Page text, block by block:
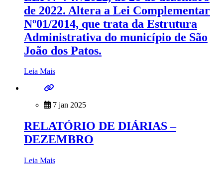
de 2022. Altera a Lei Complementar
Nº01/2014, que trata da Estrutura
Administrativa do município de São
João dos Patos.
Leia Mais
7 jan 2025
RELATÓRIO DE DIÁRIAS –
DEZEMBRO
Leia Mais